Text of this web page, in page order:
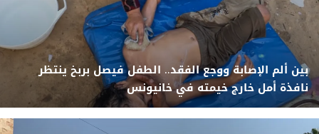
بين ألم الإصابة ووجع الفقد.. الطفل فيصل بربخ ينتظر
نافذة أمل خارج خيمته في خانيونس